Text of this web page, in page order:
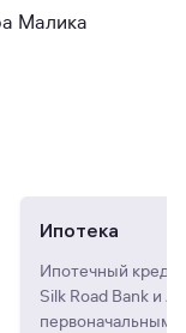
Малика
Ипотека
Ипотечный
Silk Road Bank и
первоначальным